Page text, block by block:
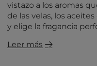
vistazo a los aromas
de las velas, los
y elige la fragancia
Leer más